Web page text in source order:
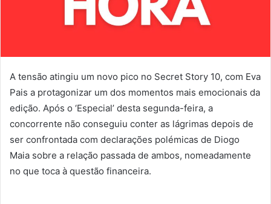
A tensão atingiu um novo pico no Secret Story 10, com Eva
Pais a protagonizar um dos momentos mais emocionais da
edição. Após o ‘Especial’ desta segunda-feira, a
concorrente não conseguiu conter as lágrimas depois de
ser confrontada com declarações polémicas de Diogo
Maia sobre a relação passada de ambos, nomeadamente
no que toca à questão financeira.